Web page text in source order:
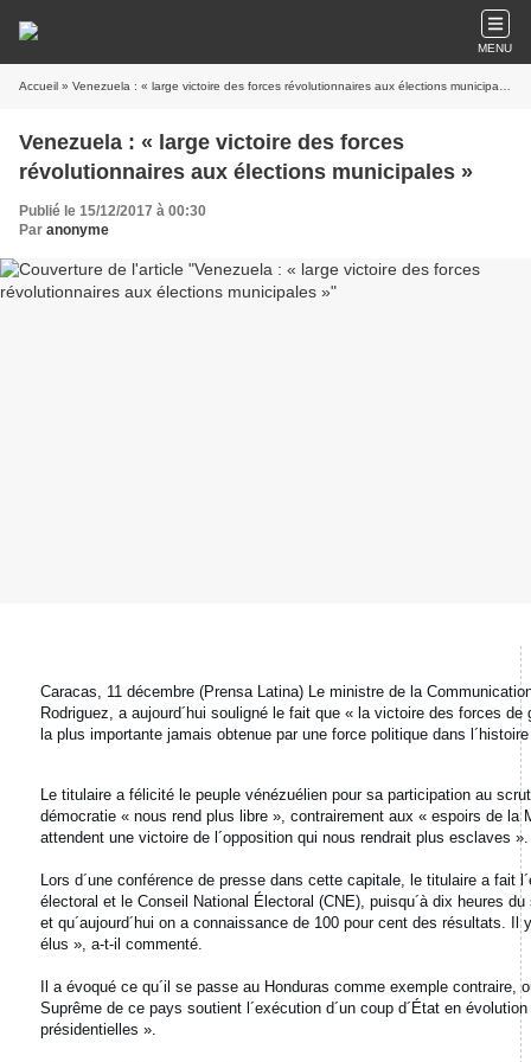
MENU
Accueil » Venezuela : « large victoire des forces révolutionnaires aux élections municipales »
Venezuela : « large victoire des forces
révolutionnaires aux élections municipales »
Publié le 15/12/2017 à 00:30
Par anonyme
Caracas, 11 décembre (Prensa Latina) Le ministre de la
Rodriguez, a aujourd´hui souligné le fait que « la victoire des forces
la plus importante jamais obtenue par une force politique dans
Le titulaire a félicité le peuple vénézuélien pour sa participation au
démocratie « nous rend plus libre », contrairement aux « espoirs de la
attendent une victoire de l´opposition qui nous rendrait plus esclaves ».
Lors d´une conférence de presse dans cette capitale, le titulaire a fait
électoral et le Conseil National Électoral (CNE), puisqu´à dix heures
et qu´aujourd´hui on a connaissance de 100 pour cent des résultats.
élus », a-t-il commenté.
Il a évoqué ce qu´il se passe au Honduras comme exemple contraire,
Suprême de ce pays soutient l´exécution d´un coup d´État en
présidentielles ».